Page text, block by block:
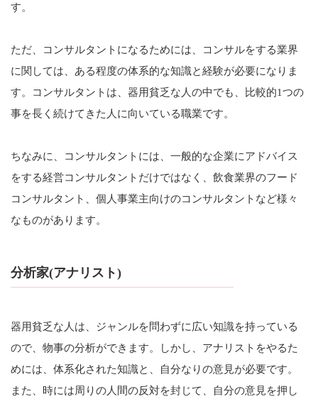
す。
ただ、コンサルタントになるためには、コンサルをする業界
に関しては、ある程度の体系的な知識と経験が必要になりま
す。コンサルタントは、器用貧乏な人の中でも、比較的1つの
事を長く続けてきた人に向いている職業です。
ちなみに、コンサルタントには、一般的な企業にアドバイス
をする経営コンサルタントだけではなく、飲食業界のフード
コンサルタント、個人事業主向けのコンサルタントなど様々
なものがあります。
分析家(アナリスト)
器用貧乏な人は、ジャンルを問わずに広い知識を持っている
ので、物事の分析ができます。しかし、アナリストをやるた
めには、体系化された知識と、自分なりの意見が必要です。
また、時には周りの人間の反対を封じて、自分の意見を押し